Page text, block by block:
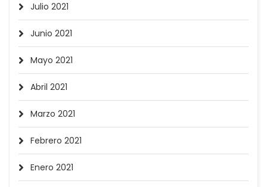
Julio 2021
Junio 2021
Mayo 2021
Abril 2021
Marzo 2021
Febrero 2021
Enero 2021